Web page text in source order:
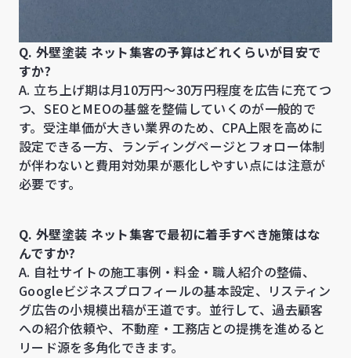
Q. 外壁塗装 ネット集客の予算はどれくらいが目安で
すか?
A. 立ち上げ期は月10万円〜30万円程度を広告に充てつ
つ、SEOとMEOの基盤を整備していくのが一般的で
す。受注単価が大きい業界のため、CPA上限を高めに
設定できる一方、ランディングページとフォロー体制
が伴わないと費用対効果が悪化しやすい点には注意が
必要です。
Q. 外壁塗装 ネット集客で最初に着手すべき施策はな
んですか?
A. 自社サイトの施工事例・料金・職人紹介の整備、
Googleビジネスプロフィールの基本設定、リスティン
グ広告の小規模出稿が王道です。並行して、過去顧客
への紹介依頼や、不動産・工務店との提携を進めると
リード源を多角化できます。